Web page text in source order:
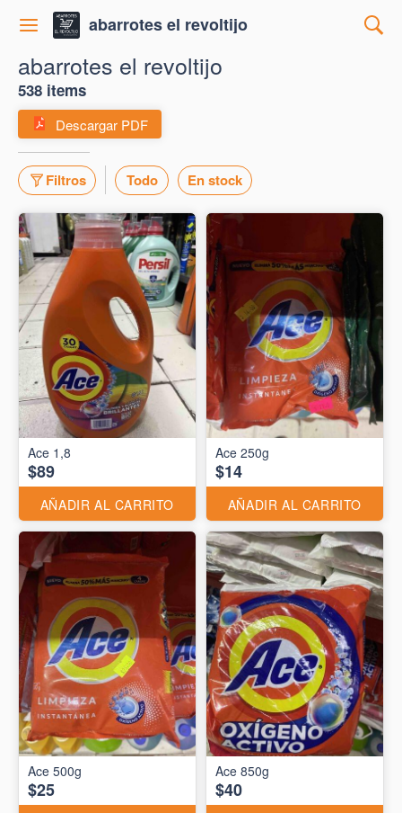
abarrotes el revoltijo
abarrotes el revoltijo
538 items
Descargar PDF
Filtros Todo En stock
Ace 1,8
$89
AÑADIR AL CARRITO
Ace 250g
$14
AÑADIR AL CARRITO
Ace 500g
$25
Ace 850g
$40